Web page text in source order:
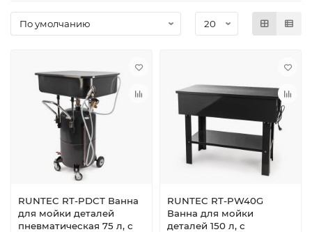
RUNTEC RT-PDCT Ванна
для мойки деталей
пневматическая 75 л, с
RUNTEC RT-PW40G
Ванна для мойки
деталей 150 л, с